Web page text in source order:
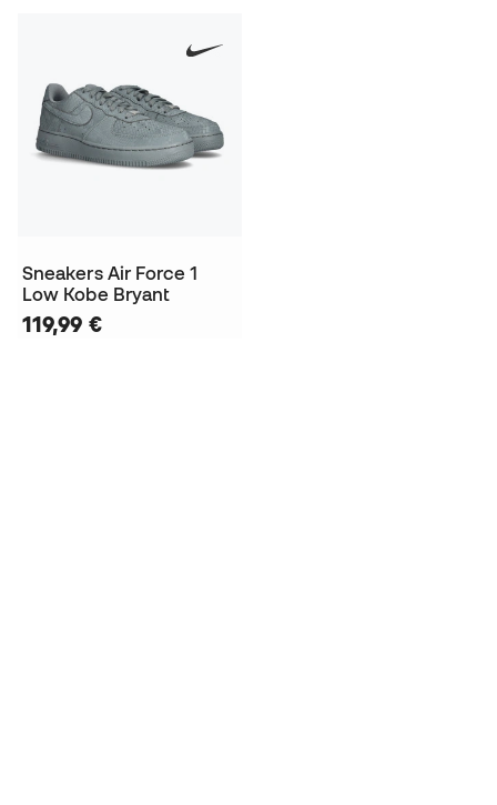
Sneakers Air Force 1
Low Kobe Bryant
119,99 €